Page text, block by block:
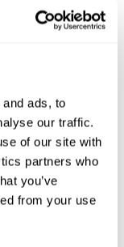
ads, to
our traffic.
of our site with
partners who
you’ve
from your use
забезпечується